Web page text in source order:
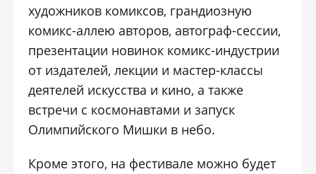
художников комиксов, грандиозную
комикс-аллею авторов, автограф-сессии,
презентации новинок комикс-индустрии
от издателей, лекции и мастер-классы
деятелей искусства и кино, а также
встречи с космонавтами и запуск
Олимпийского Мишки в небо.
Кроме этого, на фестивале можно будет